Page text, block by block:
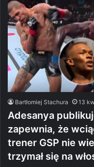
Bartłomiej Stachura 13
Adesanya
zapewnia, że
trener GSP nie
trzymał się na